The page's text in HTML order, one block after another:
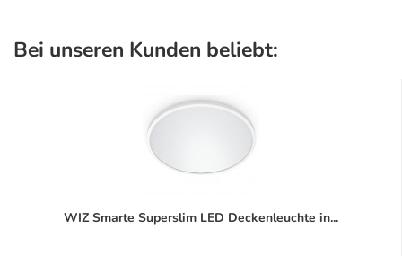
Bei unseren Kunden beliebt:
WIZ Smarte Superslim LED Deckenleuchte in...